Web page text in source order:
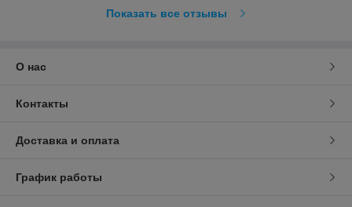
Показать все отзывы
О нас
Контакты
Доставка и оплата
График работы